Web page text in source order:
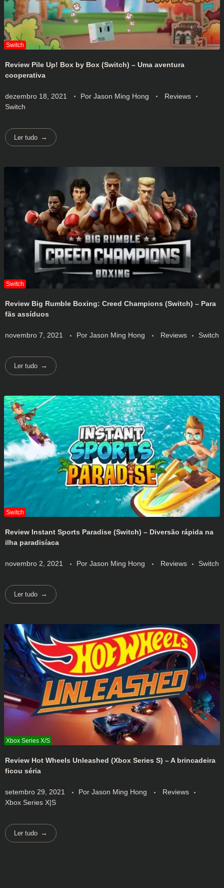
Review Pile Up! Box by Box (Switch) – Uma aventura
cooperativa
dezembro 18, 2021 Por Jason Ming Hong
Reviews
Switch
Ler tudo
Review Big Rumble Boxing: Creed Champions (Switch) – Para
fãs assíduos
novembro 7, 2021 Por Jason Ming Hong Reviews Switch
Ler tudo
Review Instant Sports Paradise (Switch) – Diversão rápida na
ilha paradisíaca
novembro 2, 2021 Por Jason Ming Hong Reviews Switch
Ler tudo
Review Hot Wheels Unleashed (Xbox Series S) – A brincadeira
ficou séria
setembro 29, 2021 Por Jason Ming Hong
Reviews
Xbox Series X|S
Ler tudo